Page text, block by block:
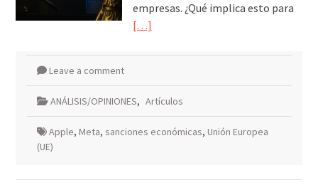
empresas. ¿Qué implica esto para
[…]
Leave a comment
ANÁLISIS/OPINIONES, Artículos
Apple, Meta, sanciones económicas, Unión Europea
(UE)